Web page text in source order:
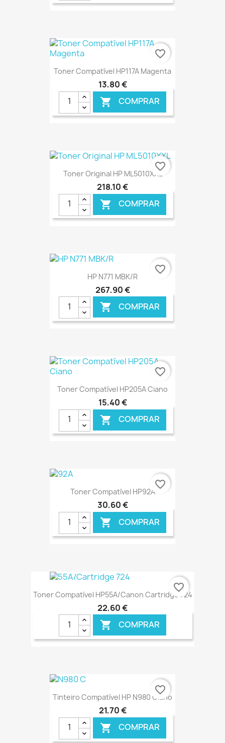
€ ONLINE
Toner Compatível HP117A Magenta
13,80 €
 COMPRAR
€ ONLINE
favorite_border
Toner Original HP ML5010XXL
218,10 €
 COMPRAR
€ ONLINE
favorite_border
HP N771 MBK/R
267,90 €
 COMPRAR
€ ONLINE
favorite_border
Toner Compatível HP205A Ciano
15,40 €
 COMPRAR
favorite_border
Toner Compatível HP92A
30,60 €
 COMPRAR
favorite_border
Toner Compatível HP55A/Canon Cartridge 724
22,60 €
 COMPRAR
€ ONLINE
favorite_border
Tinteiro Compatível HP N980 Ciano
21,70 €
 COMPRAR
favorite_border